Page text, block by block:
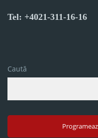
Tel: +4021-311-16-16
Caută